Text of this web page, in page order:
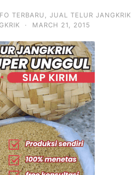
TERBARU JUAL TELUR JANGKRIK
· MARCH 21, 2015